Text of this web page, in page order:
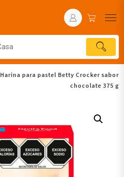
Harina para pastel Betty Crocker sabor
chocolate 375 g